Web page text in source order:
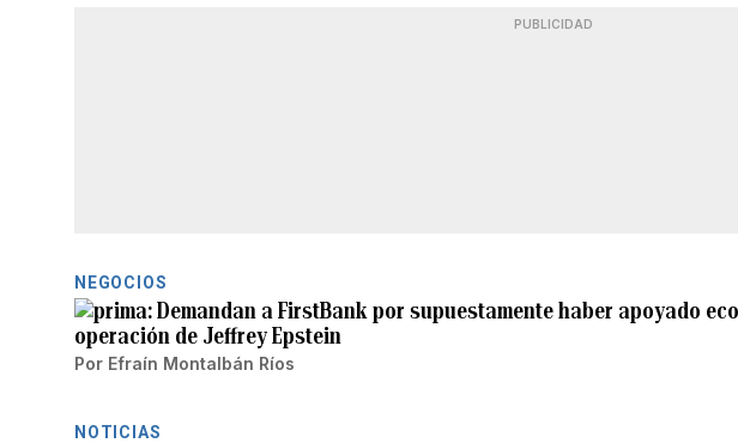
PUBLICIDAD
NEGOCIOS
Demandan a FirstBank por supuestamente haber apoyado
operación de Jeffrey Epstein
Por Efraín Montalbán Ríos
NOTICIAS